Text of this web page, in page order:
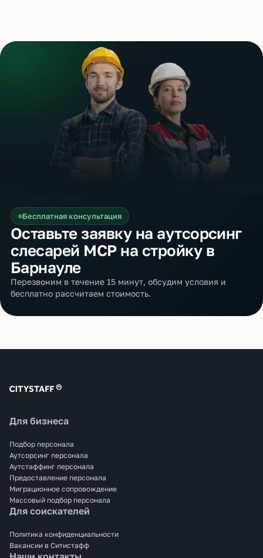
Бесплатная консультация
Оставьте заявку на аутсорсинг
слесарей МСР на стройку в
Барнауле
Перезвоним в течение 15 минут, обсудим условия и
бесплатно рассчитаем стоимость.
Для бизнеса
Подбор персонала
Аутсорсинг персонала
Аутстаффинг персонала
Предоставление персонала
Миграционное сопровождение
Массовый подбор персонала
Для соискателей
Политика конфиденциальности
Вакансии в Ситистафф